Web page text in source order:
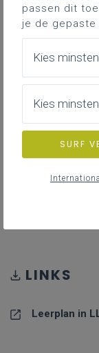
II-
WORD
LINKS
Leerplan in
passen dit
je de gepaste
Kies
Kies
SURF